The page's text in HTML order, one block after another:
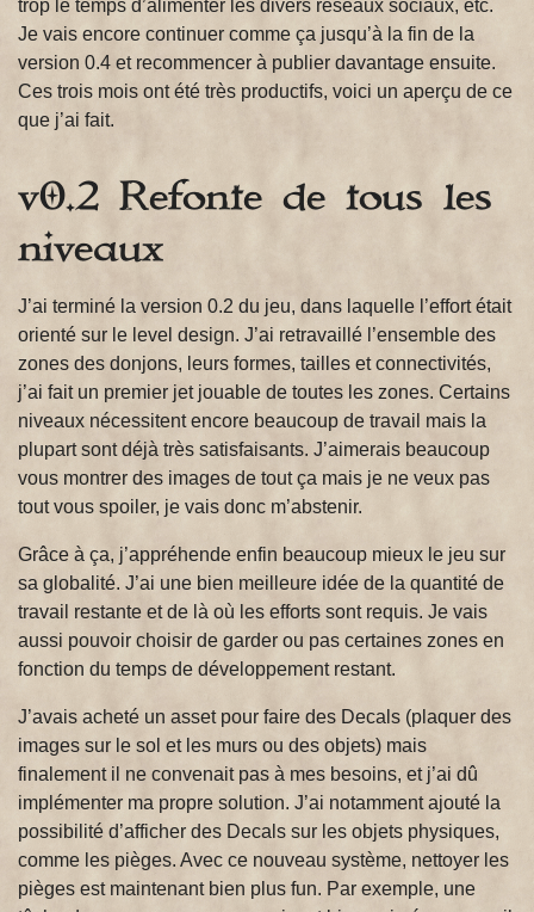
trop le temps d’alimenter les divers réseaux sociaux, etc.
Je vais encore continuer comme ça jusqu’à la fin de la
version 0.4 et recommencer à publier davantage ensuite.
Ces trois mois ont été très productifs, voici un aperçu de ce
que j’ai fait.
v0.2 Refonte de tous les
niveaux
J’ai terminé la version 0.2 du jeu, dans laquelle l’effort était
orienté sur le level design. J’ai retravaillé l’ensemble des
zones des donjons, leurs formes, tailles et connectivités,
j’ai fait un premier jet jouable de toutes les zones. Certains
niveaux nécessitent encore beaucoup de travail mais la
plupart sont déjà très satisfaisants. J’aimerais beaucoup
vous montrer des images de tout ça mais je ne veux pas
tout vous spoiler, je vais donc m’abstenir.
Grâce à ça, j’appréhende enfin beaucoup mieux le jeu sur
sa globalité. J’ai une bien meilleure idée de la quantité de
travail restante et de là où les efforts sont requis. Je vais
aussi pouvoir choisir de garder ou pas certaines zones en
fonction du temps de développement restant.
J’avais acheté un asset pour faire des Decals (plaquer des
images sur le sol et les murs ou des objets) mais
finalement il ne convenait pas à mes besoins, et j’ai dû
implémenter ma propre solution. J’ai notamment ajouté la
possibilité d’afficher des Decals sur les objets physiques,
comme les pièges. Avec ce nouveau système, nettoyer les
pièges est maintenant bien plus fun. Par exemple, une